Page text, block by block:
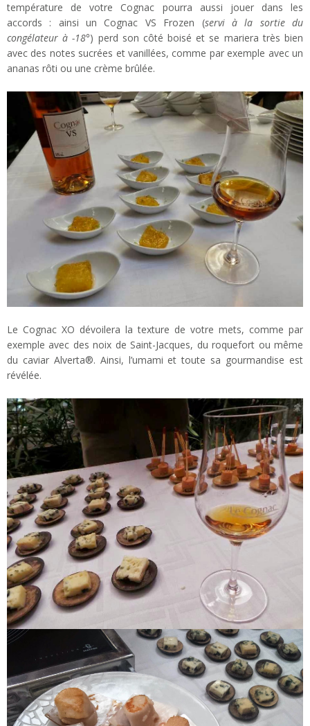
température de votre Cognac pourra aussi jouer dans les
accords : ainsi un Cognac VS Frozen (servi à la sortie du
congélateur à -18°) perd son côté boisé et se mariera très bien
avec des notes sucrées et vanillées, comme par exemple avec un
ananas rôti ou une crème brûlée.
Le Cognac XO dévoilera la texture de votre mets, comme par
exemple avec des noix de Saint-Jacques, du roquefort ou même
du caviar Alverta®. Ainsi, l’umami et toute sa gourmandise est
révélée.